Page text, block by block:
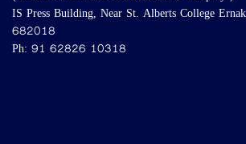
IS Press Building, Near St. Alberts College
682018
Ph: 91 62826 10318